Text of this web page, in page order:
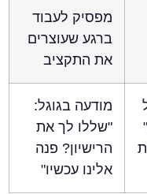
מפסיק לעבוד
ברגע שעוצרים
את התקציב
מודעה בגוגל:
"שללו לך את
הרישיון? פנה
אלינו עכשיו"